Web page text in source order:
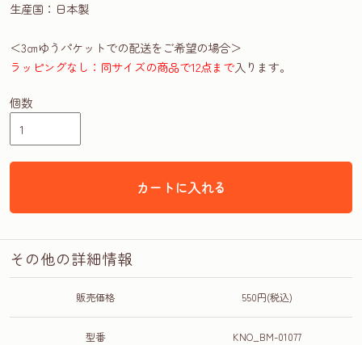
生産国：日本製
＜3㎝ゆうパケットでの配送をご希望の場合＞
ラッピングなし：同サイズの商品で12点まで入ります。
個数
カートに入れる
その他の詳細情報
販売価格 550円(税込)
型番 KNO_BM-01077